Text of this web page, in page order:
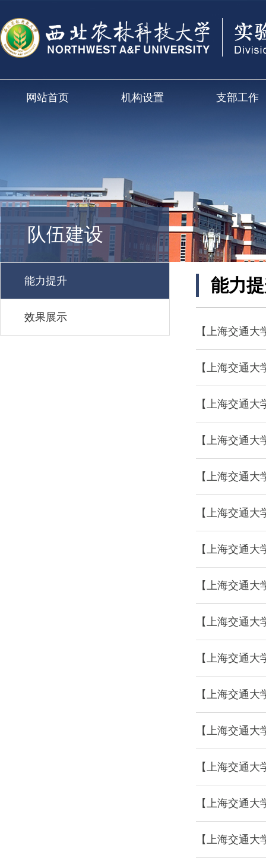
网站首页 机构设置 支部工作
队伍建设
能力提升
效果展示
能力
【上海交通
【上海交通
【上海交通
【上海交通
【上海交通
【上海交通
【上海交通
【上海交通
【上海交通
【上海交通
【上海交通
【上海交通
【上海交通
【上海交通
【上海交通